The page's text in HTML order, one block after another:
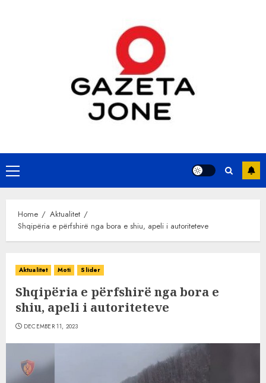
Primary
Menu
Home
Aktualitet
Shqipëria e përfshirë nga bora e shiu, apeli i autoriteteve
Aktualitet Moti Slider
Shqipëria e përfshirë nga bora e
shiu, apeli i autoriteteve
DECEMBER 11, 2023